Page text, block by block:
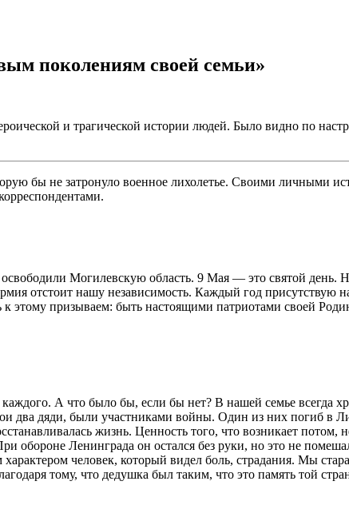
поколениям своей семьи»
и трагической истории людей. Было видно по
бы не затронуло военное лихолетье. Своими личными
Могилевскую область. 9 Мая — это святой
отстоит нашу независимость. Каждый год присутствую
этому призываем: быть настоящими патриотами своей
А что было бы, если бы нет? В нашей семье всегда
два дяди, были участниками войны. Один из них погиб в
жизнь. Ценность того, что возникает потом,
Ленинграда он остался без руки, но это не
человек, который видел боль, страдания. Мы
тому, что дедушка был таким, что это память той